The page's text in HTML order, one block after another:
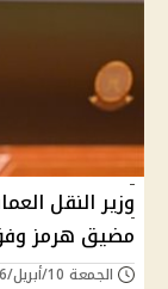
وزير النقل
مضيق هرمز وفق
الجمعة 10/أبريل/2026 - 07:00 ص